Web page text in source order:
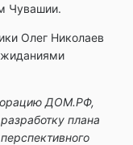
Чувашии.
Олег Николаев
ДОМ.РФ,
плана